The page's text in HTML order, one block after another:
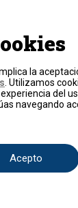
Estados Unidos
ordena
consecutiva
el régimen
Fricción
Venezuela e
la
. Utilizamos
del
navegando
Acepto